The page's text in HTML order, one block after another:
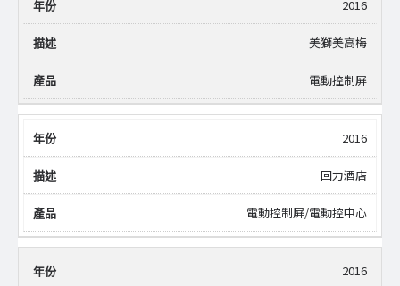
2016
美獅美高梅
電動控制屏
2016
回力酒店
電動控制屏/電動控中心
2016